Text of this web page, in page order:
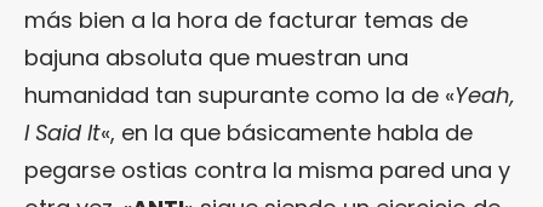
más bien a la hora de facturar temas de
bajuna absoluta que muestran una
humanidad tan supurante como la de «Yeah,
I Said It«, en la que básicamente habla de
pegarse ostias contra la misma pared una y